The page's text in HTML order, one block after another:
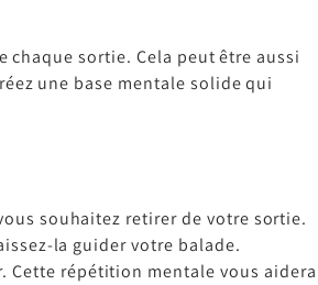
sortie. Cela peut être aussi
une base mentale solide qui
souhaitez retirer de votre sortie.
la guider votre balade.
Cette répétition mentale vous aidera